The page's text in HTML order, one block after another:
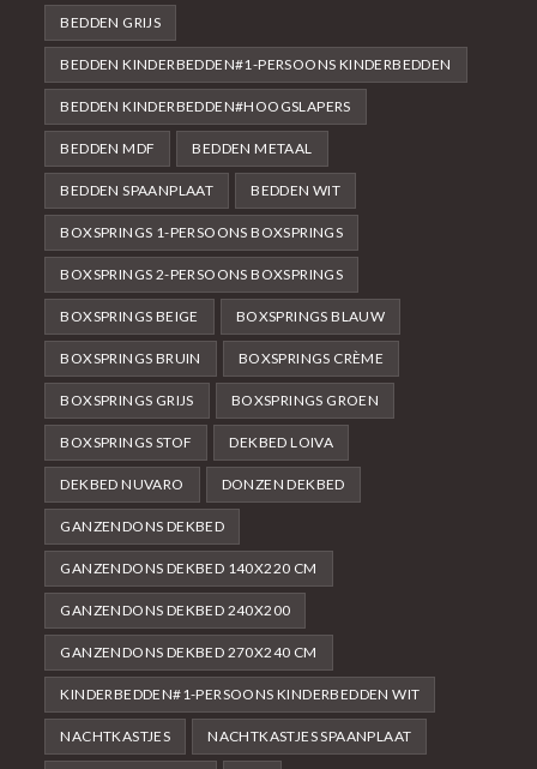
BEDDEN GRIJS
BEDDEN KINDERBEDDEN#1-PERSOONS KINDERBEDDEN
BEDDEN KINDERBEDDEN#HOOGSLAPERS
BEDDEN MDF BEDDEN METAAL
BEDDEN SPAANPLAAT BEDDEN WIT
BOXSPRINGS 1-PERSOONS BOXSPRINGS
BOXSPRINGS 2-PERSOONS BOXSPRINGS
BOXSPRINGS BEIGE BOXSPRINGS BLAUW
BOXSPRINGS BRUIN BOXSPRINGS CRÈME
BOXSPRINGS GRIJS BOXSPRINGS GROEN
BOXSPRINGS STOF DEKBED LOIVA
DEKBED NUVARO DONZEN DEKBED
GANZENDONS DEKBED
GANZENDONS DEKBED 140X220 CM
GANZENDONS DEKBED 240X200
GANZENDONS DEKBED 270X240 CM
KINDERBEDDEN#1-PERSOONS KINDERBEDDEN WIT
NACHTKASTJES NACHTKASTJES SPAANPLAAT